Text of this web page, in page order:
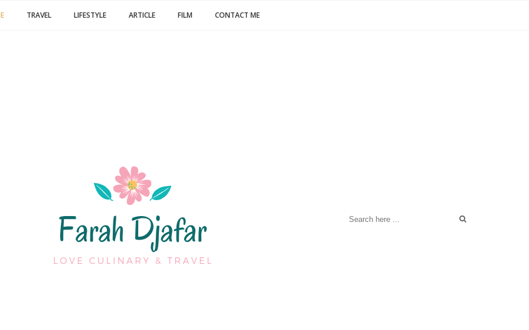
TRAVEL LIFESTYLE ARTICLE FILM CONTACT ME